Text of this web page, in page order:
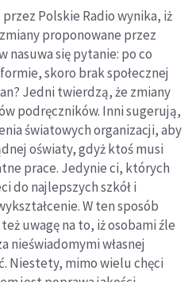
Polskie Radio wynika, iż
proponowane przez
nasuwa się pytanie: po co
skoro brak społecznej
Jedni twierdzą, że zmiany
podręczników. Inni sugerują,
światowych organizacji, aby
oświaty, gdyż ktoś musi
prace. Jedynie ci, których
do najlepszych szkół i
W ten sposób
uwagę na to, iż osobami źle
nieświadomymi własnej
Niestety, mimo wielu chęci